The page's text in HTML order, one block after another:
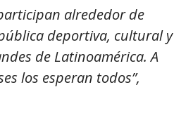
alrededor de
deportiva, cultural y
de Latinoamérica. A
los esperan todos”,